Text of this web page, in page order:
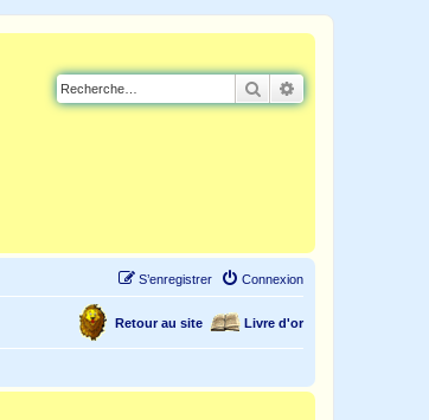
Rechercher
Connexion
S’enregistrer
Livre d'or
Retour au site